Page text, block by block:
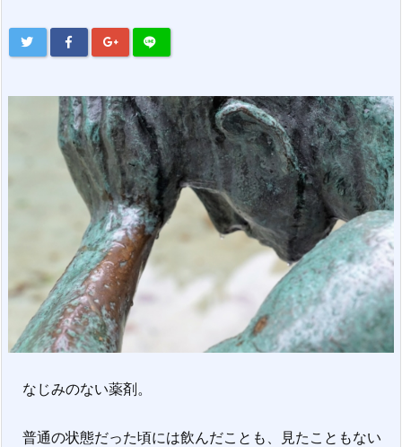
なじみのない薬剤。
普通の状態だった頃には飲んだことも、見たこともない